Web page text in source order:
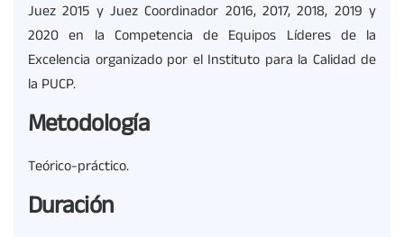
Juez 2015 y Juez Coordinador 2016, 2017, 2018, 2019 y
2020 en la Competencia de Equipos Líderes de la
Excelencia organizado por el Instituto para la Calidad de
la PUCP.
Metodología
Teórico-práctico.
Duración